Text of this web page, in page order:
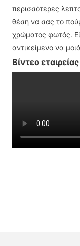
περισσότερες
θέση να σας το
χρώματος φωτός.
αντικείμενο να
Βίντεο εταιρείας